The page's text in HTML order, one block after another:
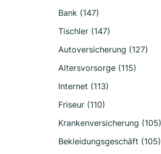
Bank (147)
Tischler (147)
Autoversicherung (127)
Altersvorsorge (115)
Internet (113)
Friseur (110)
Krankenversicherung (105)
Bekleidungsgeschäft (105)